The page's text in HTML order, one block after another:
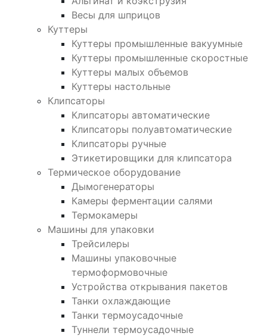
Весы для шприцов
Куттеры
Куттеры промышленные вакуумные
Куттеры промышленные скоростные
Куттеры малых объемов
Куттеры настольные
Клипсаторы
Клипсаторы автоматические
Клипсаторы полуавтоматические
Клипсаторы ручные
Этикетировщики для клипсатора
Термическое оборудование
Дымогенераторы
Камеры ферментации салями
Термокамеры
Машины для упаковки
Трейсилеры
Машины упаковочные
термоформовочные
Устройства открывания пакетов
Танки охлаждающие
Танки термоусадочные
Туннели термоусадочные